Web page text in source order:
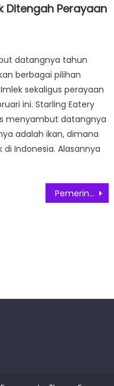
Ditengah Perayaan
datangnya tahun
berbagai pilihan
sekaligus perayaan
ini. Starling Eatery
menyambut datangnya
adalah ikan, dimana
Indonesia. Alasannya
Pemerintah Buka Pintu Masuk Kedatangan Internasional Seluruh Negara